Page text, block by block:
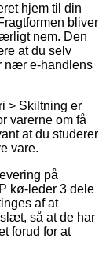
hjem til din
bliver
nem. Den
at du selv
nær e-handlens
> Skiltning er
varerne om få
at du studerer
vare.
på
kø-leder 3 dele
af at
så at de har
forud for at